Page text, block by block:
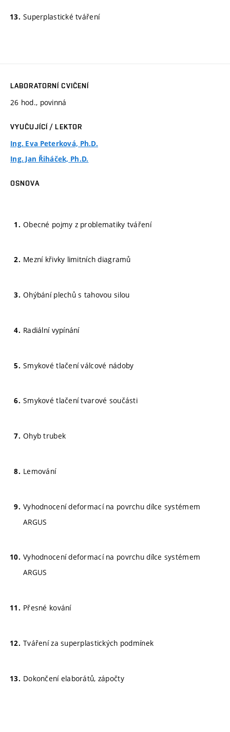
Superplastické tváření
LABORATORNÍ CVIČENÍ
26 hod., povinná
VYUČUJÍCÍ / LEKTOR
Ing. Eva Peterková, Ph.D.
Ing. Jan Řiháček, Ph.D.
OSNOVA
Obecné pojmy z problematiky tváření
Mezní křivky limitních diagramů
Ohýbání plechů s tahovou silou
Radiální vypínání
Smykové tlačení válcové nádoby
Smykové tlačení tvarové součásti
Ohyb trubek
Lemování
Vyhodnocení deformací na povrchu dílce systémem
ARGUS
Vyhodnocení deformací na povrchu dílce systémem
ARGUS
Přesné kování
Tváření za superplastických podmínek
Dokončení elaborátů, zápočty